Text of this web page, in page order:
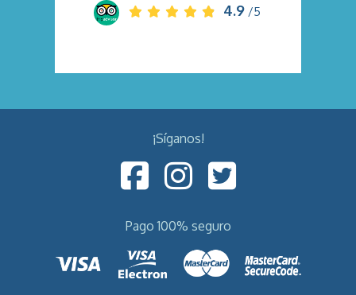
4.9 /5
¡Síganos!
Pago 100% seguro